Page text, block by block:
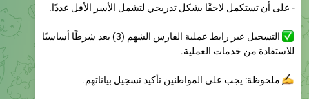
التسجيل عبر رابط عملية الفارس الشهم (3) يعد شرطًا أساسيًا
ملحوظة: يجب على المواطنين تأكيد تسجيل بياناتهم.
رابط التسجيل..